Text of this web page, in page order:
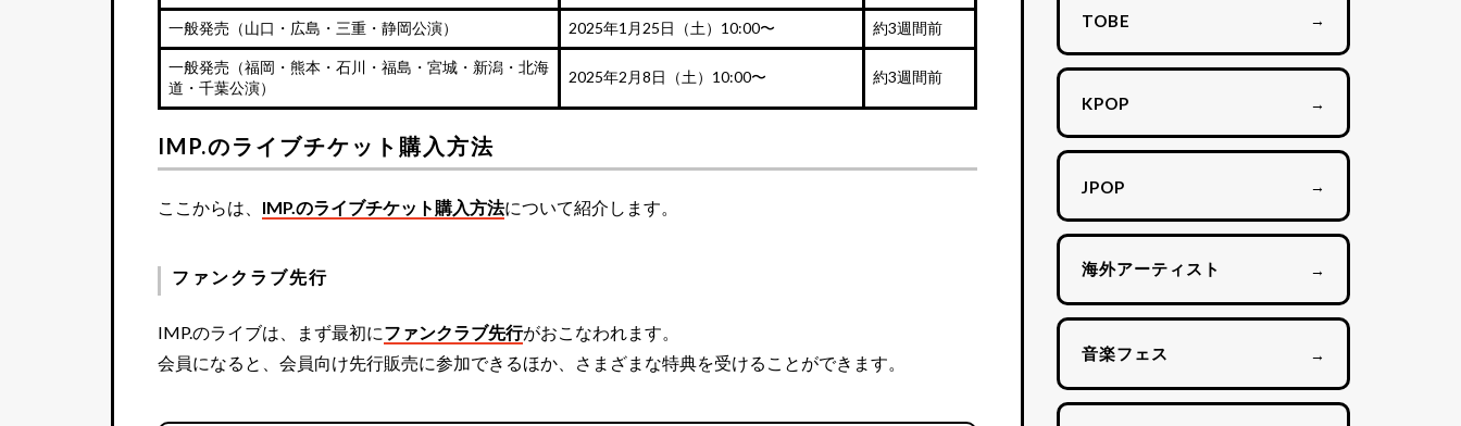
一般発売（山口・広島・三重・静岡公演） 2025年1月25日（土）10:00〜 約3週間前
一般発売（福岡・熊本・石川・福島・宮城・新潟・北海
道・千葉公演）
2025年2月8日（土）10:00〜 約3週間前
IMP.のライブチケット購入方法
ここからは、 IMP.のライブチケット購入方法について紹介します。
ファンクラブ先行
IMP.のライブは、まず最初にファンクラブ先行がおこなわれます。
会員になると、会員向け先行販売に参加できるほか、さまざまな特典を受けることができます。
TOBE →
KPOP →
JPOP →
海外アーティスト →
音楽フェス →